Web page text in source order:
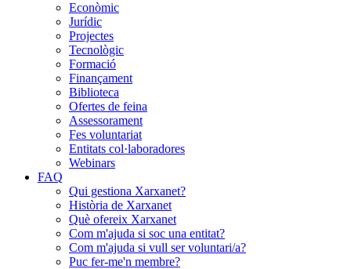
Econòmic
Jurídic
Projectes
Tecnològic
Formació
Finançament
Biblioteca
Ofertes de feina
Assessorament
Fes voluntariat
Entitats col·laboradores
Webinars
FAQ
Qui gestiona Xarxanet?
Història de Xarxanet
Què ofereix Xarxanet
Com m'ajuda si soc una entitat?
Com m'ajuda si vull ser voluntari/a?
Puc fer-me'n membre?